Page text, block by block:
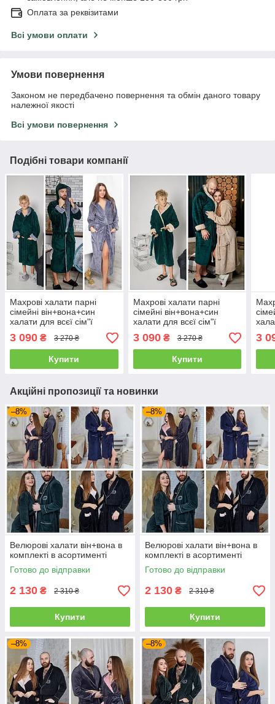
Оплата за реквізитами
Всі умови оплати
Умови повернення
Законом не передбачено повернення та обмін даного товару
належної якості
Всі умови повернення
Подібні товари компанії
Махрові халати парні
сімейні він+вона+син
халати для всєї сім"ї
3 090 ₴ 3 270 ₴
Купити
Махрові халати парні
сімейні він+вона+син
халати для всєї сім"ї
3 090₴ 3 270 ₴
Купити
3
Акційні пропозиції та новинки
–8%
Велюрові халати він+вона в
комплекті в асортименті
Готово до відправки
2 130 ₴ 2 310 ₴
Купити
–8%
Велюрові халати він+вона в
комплекті в асортименті
Готово до відправки
2 130 ₴ 2 310 ₴
Купити
–8% –8%